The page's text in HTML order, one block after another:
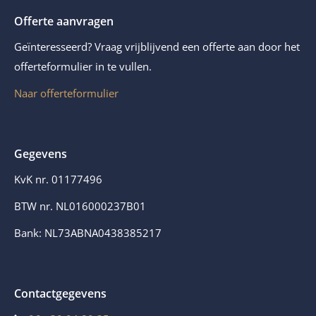
Offerte aanvragen
Geïnteresseerd? Vraag vrijblijvend een offerte aan door het
offerteformulier in te vullen.
Naar offerteformulier
Gegevens
KvK nr. 01177496
BTW nr. NL016000237B01
Bank: NL73ABNA0438385217
Contactgegevens